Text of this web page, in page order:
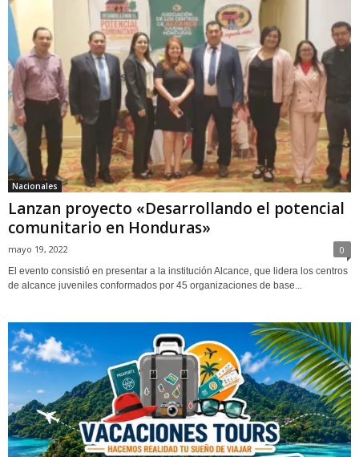
Nacionales
Lanzan proyecto «Desarrollando el potencial
comunitario en Honduras»
mayo 19, 2022 0
El evento consistió en presentar a la institución Alcance, que lidera los centros
de alcance juveniles conformados por 45 organizaciones de base...